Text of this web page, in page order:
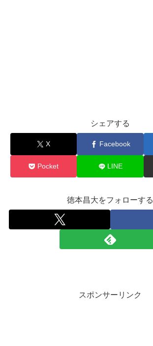
シェアする
X Facebook
Pocket LINE
徳本昌大をフォローする
スポンサーリンク